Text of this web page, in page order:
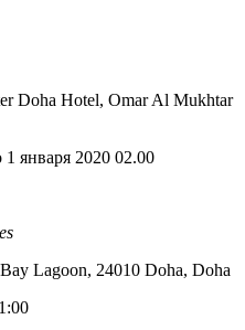
Doha Hotel, Omar Al Mukhtar
января 2020 02.00
Lagoon, 24010 Doha, Doha